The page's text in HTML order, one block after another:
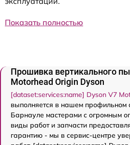
Показать полностью
Прошивка вертикального
Motorhead Origin Dyson
[dataset:services:name] Dyson V7
выполняется в нашем профильном
Барнауле мастерами с огромным
виды работ и запчасти
гарантию - мы в сервис-центре